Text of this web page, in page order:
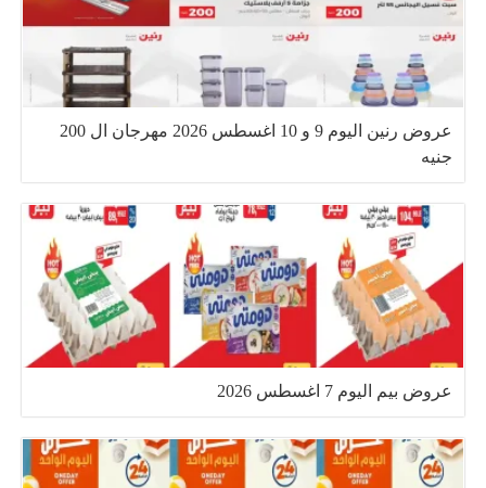
عروض رنين اليوم 9 و 10 اغسطس 2026 مهرجان ال 200
جنيه
عروض بيم اليوم 7 اغسطس 2026